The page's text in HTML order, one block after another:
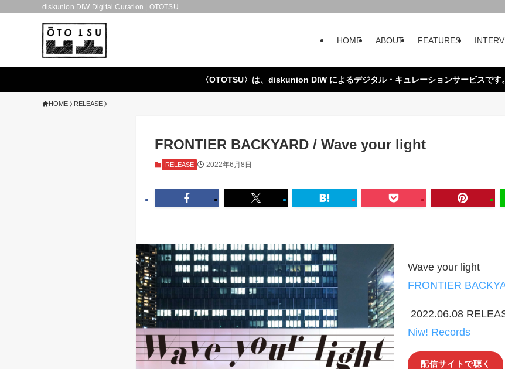
diskunion DIW Digital Curation | OTOTSU
HOME ABOUT FEATURES
〈OTOTSU〉は、diskunion DIW によるデジタル・キュレーションサービスです。
HOME RELEASE
FRONTIER BACKYARD / Wave your light
RELEASE 2022年6月8日
Wave your light
FRONTIER
2022.06.08
Niw! Records
配信サイトで聴く